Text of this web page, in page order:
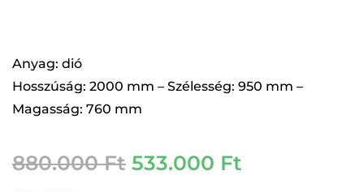
Anyag: dió
Hosszúság: 2000 mm – Szélesség: 950 mm –
Magasság: 760 mm
880.000Ft 533.000 Ft